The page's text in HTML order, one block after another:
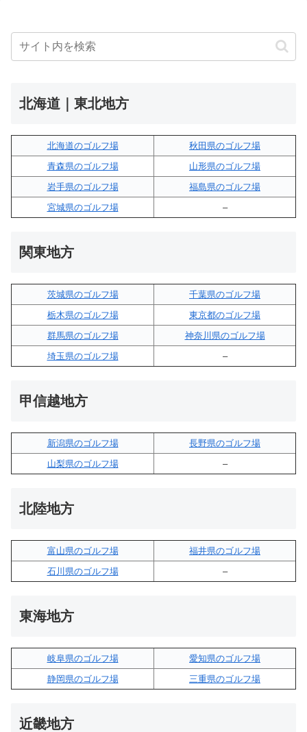
北海道｜東北地方
北海道のゴルフ場
秋田県のゴルフ場
青森県のゴルフ場
山形県のゴルフ場
岩手県のゴルフ場
福島県のゴルフ場
宮城県のゴルフ場
–
関東地方
茨城県のゴルフ場
千葉県のゴルフ場
栃木県のゴルフ場
東京都のゴルフ場
群馬県のゴルフ場
神奈川県のゴルフ場
埼玉県のゴルフ場
–
甲信越地方
新潟県のゴルフ場
長野県のゴルフ場
山梨県のゴルフ場
–
北陸地方
富山県のゴルフ場
福井県のゴルフ場
石川県のゴルフ場
–
東海地方
岐阜県のゴルフ場
愛知県のゴルフ場
静岡県のゴルフ場
三重県のゴルフ場
近畿地方